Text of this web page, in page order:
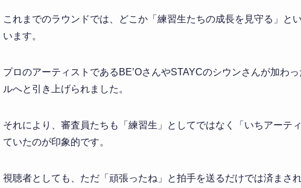
これまでのラウンドでは、どこか「練習生たちの成長を見守る」と
います。
プロのアーティストであるBE’OさんやSTAYCのシウンさんが加わ
ルへと引き上げられました。
それにより、審査員たちも「練習生」としてではなく「いちアーテ
ていたのが印象的です。
視聴者としても、ただ「頑張ったね」と拍手を送るだけでは済まさ